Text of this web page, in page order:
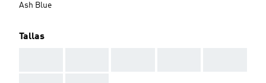
Ash Blue
Tallas